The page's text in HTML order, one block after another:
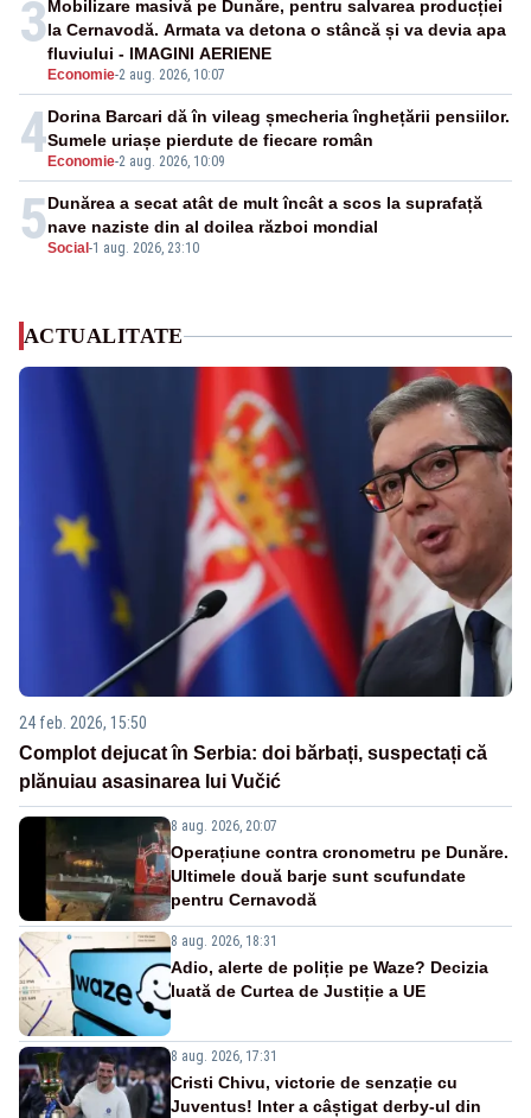
3
Economie-2 aug. 2026, 10:07
Mobilizare masivă pe Dunăre, pentru salvarea producției
la Cernavodă. Armata va detona o stâncă și va devia apa
fluviului - IMAGINI AERIENE
4 Economie-2 aug. 2026, 10:09
Dorina Barcari dă în vileag șmecheria înghețării pensiilor.
Sumele uriașe pierdute de fiecare român
5Social -1 aug. 2026, 23:10
Dunărea a secat atât de mult încât a scos la suprafață
nave naziste din al doilea război mondial
ACTUALITATE
24 feb. 2026, 15:50
Complot dejucat în Serbia: doi bărbați, suspectați că
plănuiau asasinarea lui Vučić
8 aug. 2026, 20:07
Operațiune contra cronometru pe Dunăre.
Ultimele două barje sunt scufundate
pentru Cernavodă
8 aug. 2026, 18:31
Adio, alerte de poliție pe Waze? Decizia
luată de Curtea de Justiție a UE
8 aug. 2026, 17:31
Cristi Chivu, victorie de senzație cu
Juventus! Inter a câștigat derby-ul din